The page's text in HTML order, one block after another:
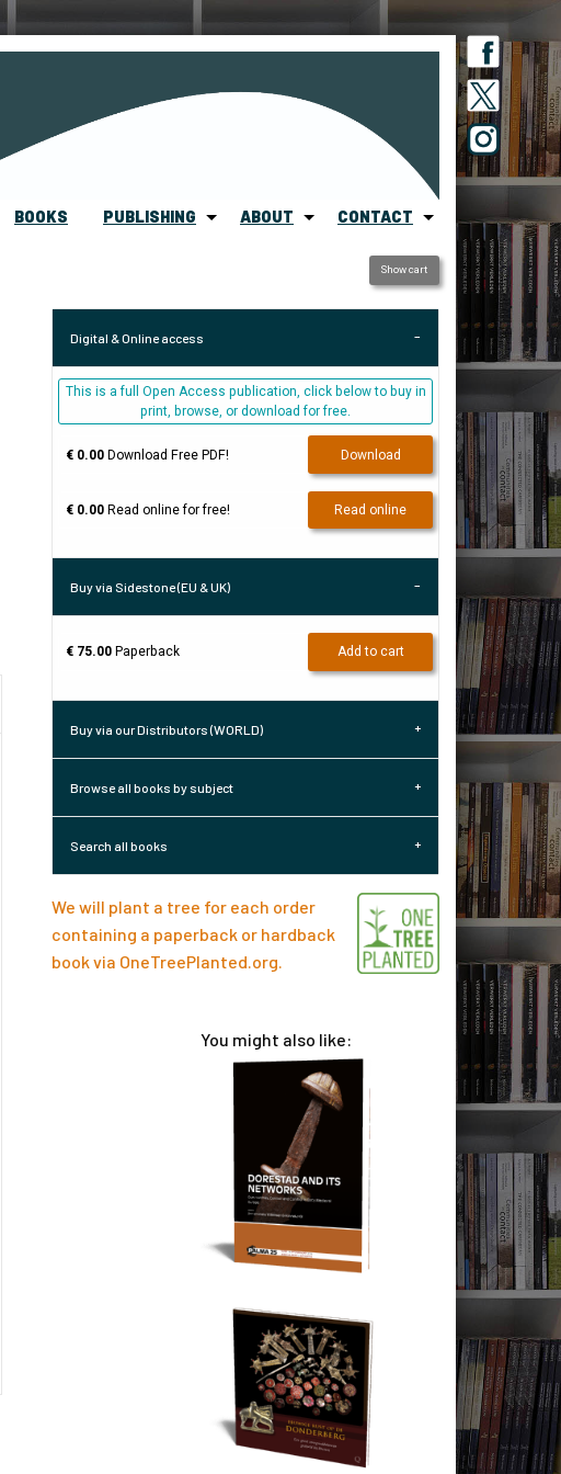
BOOKS PUBLISHING ABOUT CONTACT
Show cart
Digital & Online access
This is a full Open Access publication, click below to buy in
print, browse, or download for free.
€ 0.00Download Free PDF! Download
€ 0.00Read online for free! Read online
Buy via Sidestone (EU & UK)
€ 75.00Paperback Add to cart
Buy via our Distributors (WORLD)
Browse all books by subject
Search all books
We will plant a tree for each order
containing a paperback or hardback
book via OneTreePlanted.org
You might also like: